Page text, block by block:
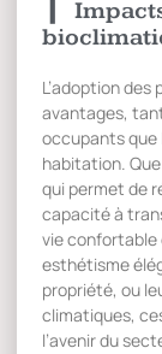
L’adoption
avantages,
occupants que
habitation.
qui permet de
capacité à
vie confortable
esthétisme
propriété, ou
climatiques,
l’avenir du